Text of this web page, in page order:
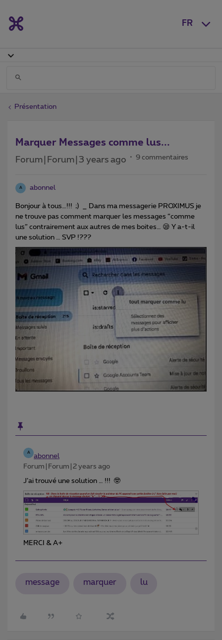
FR
Présentation
Marquer Messages comme lus...
Forum|Forum|3 years ago 9 commentaires
A abonnel
Bonjour à tous…!!! ;) _ Dans ma messagerie PROXIMUS je
ne trouve pas comment marquer les messages “comme
lus” contrairement aux autres de mes boites… 😪 Y a-t-il
une solution … SVP !???
A
abonnel
Forum|Forum|2 years ago
J’ai trouvé une solution … !!! 🤓
MERCI & A+
message marquer lu